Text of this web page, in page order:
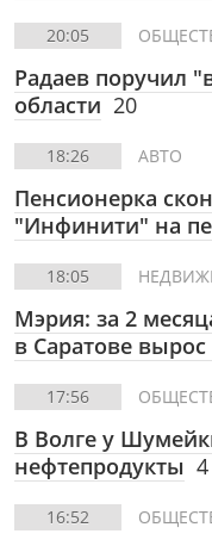
20:05
Радаев поручил
области 20
18:26 АВТО
Пенсионерка
"Инфинити" на
18:05
Мэрия: за 2
в Саратове вырос
17:56
В Волге у
нефтепродукты 4
16:52